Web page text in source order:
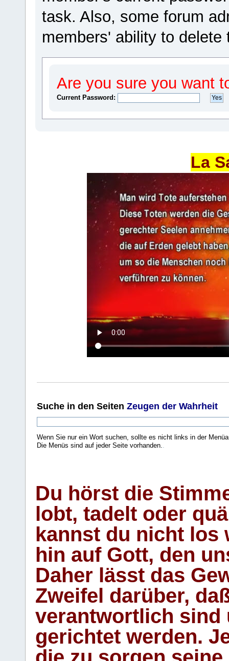
task. Also, some forum
members' ability to delete
Are you sure you want
Current Password:
La
Suche in den Seiten Zeugen der Wahrheit
Wenn Sie nur ein Wort suchen, sollte es nicht links in der
Die Menüs sind auf jeder Seite vorhanden.
Du hörst die
lobt, tadelt oder
kannst du nicht los
hin auf Gott, den
Daher lässt das
Zweifel darüber,
verantwortlich sind
gerichtet werden.